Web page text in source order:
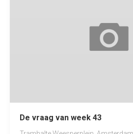
De vraag van week 43